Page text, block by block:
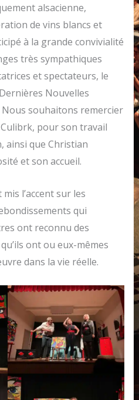
alsacienne,
de vins blancs et
à la grande convivialité
très sympathiques
et spectateurs, le
Nouvelles
Nous souhaitons remercier
pour son travail
ainsi que Christian
et son accueil.
l’accent sur les
qui
ont reconnu des
ont ou eux-mêmes
dans la vie réelle.